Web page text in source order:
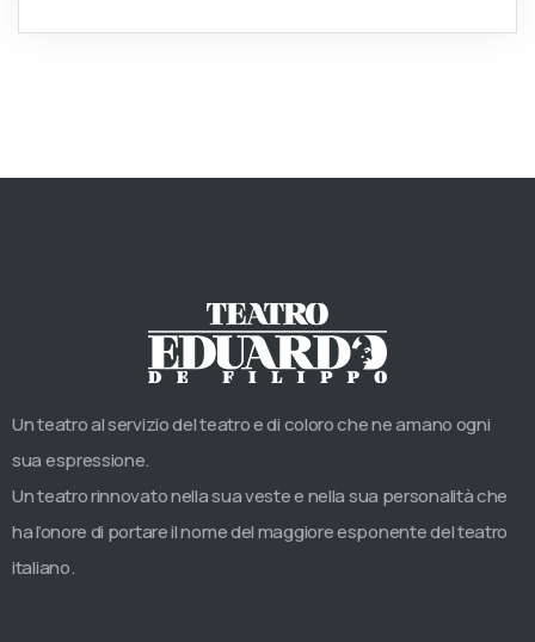
Un teatro al servizio del teatro e di coloro che ne amano ogni
sua espressione.
Un teatro rinnovato nella sua veste e nella sua personalità che
ha l’onore di portare il nome del maggiore esponente del teatro
italiano.